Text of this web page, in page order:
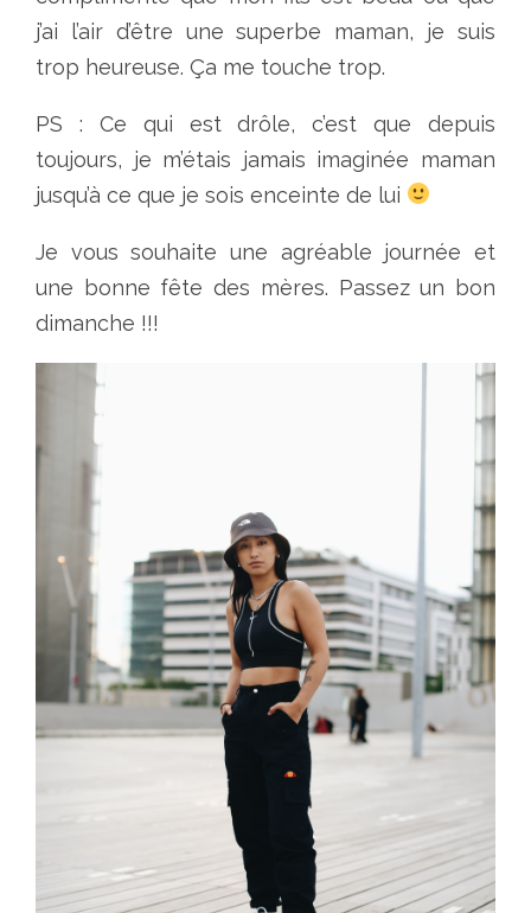
j’ai l’air d’être une superbe maman, je suis
trop heureuse. Ça me touche trop.
PS : Ce qui est drôle, c’est que depuis
toujours, je m’étais jamais imaginée maman
jusqu’à ce que je sois enceinte de lui
Je vous souhaite une agréable journée et
une bonne fête des mères. Passez un bon
dimanche !!!